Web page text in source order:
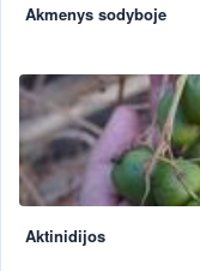
Akmenys sodyboje
Aktinidijos